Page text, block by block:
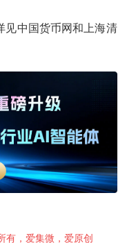
见中国货币网和上海清
有，爱集微，爱原创